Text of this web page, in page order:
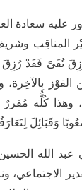
سعادة
المناقِب
الفوْز
((التُّقَى رَئِيسُ
وَقَبَائِلَ
عبد الله
الاجتماعي،